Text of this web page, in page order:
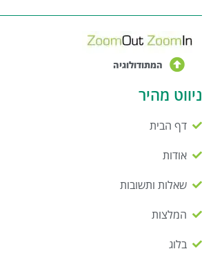
המתודולוגיה
ניווט מהיר
דף הבית
אודות
שאלות ותשובות
המלצות
בלוג